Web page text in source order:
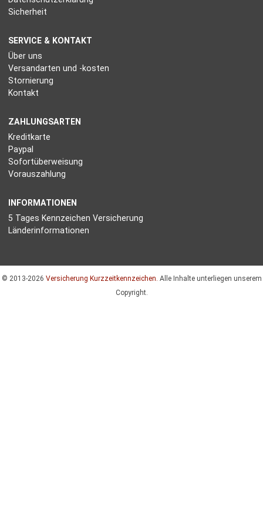
Sicherheit
SERVICE & KONTAKT
Über uns
Versandarten und -kosten
Stornierung
Kontakt
ZAHLUNGSARTEN
Kreditkarte
Paypal
Sofortüberweisung
Vorauszahlung
INFORMATIONEN
5 Tages Kennzeichen Versicherung
Länderinformationen
© 2013-2026 Versicherung Kurzzeitkennzeichen. Alle Inhalte unterliegen unserem
Copyright.